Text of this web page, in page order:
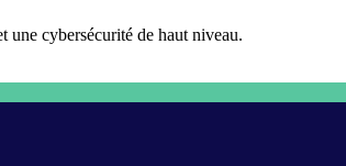
une cybersécurité de haut niveau.